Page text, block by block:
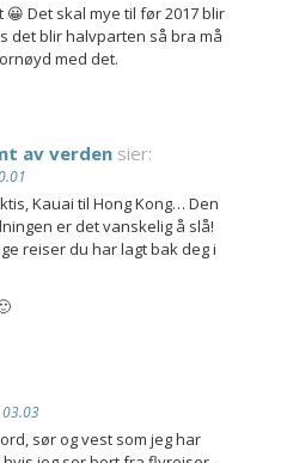
😀 Det skal mye til før 2017 blir
det blir halvparten så bra må
med det.
av verden sier:
Kauai til Hong Kong… Den
er det vanskelig å slå!
reiser du har lagt bak deg i
sør og vest som jeg har